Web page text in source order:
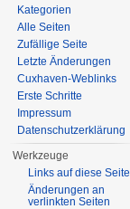
Kategorien
Alle Seiten
Zufällige Seite
Letzte Änderungen
Cuxhaven-Weblinks
Erste Schritte
Impressum
Datenschutzerklärung
Werkzeuge
Links auf diese Seite
Änderungen an
verlinkten Seiten